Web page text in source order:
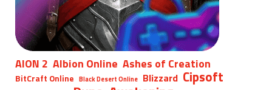
AION 2 Albion Online Ashes of Creation
BitCraft Online Black Desert Online Blizzard Cipsoft